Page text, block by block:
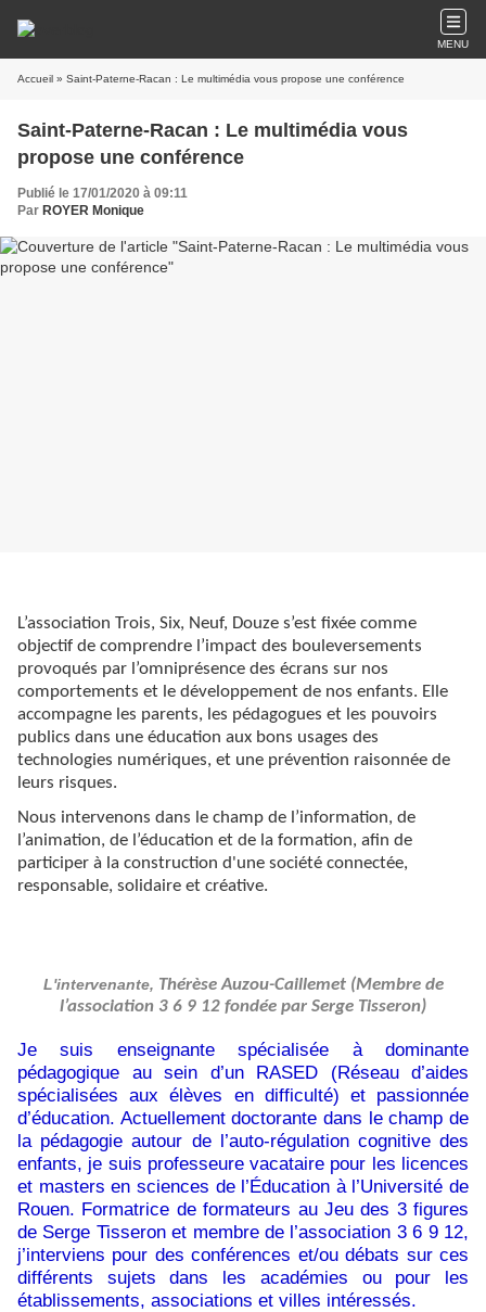
MENU
Accueil » Saint-Paterne-Racan : Le multimédia vous propose une conférence
Saint-Paterne-Racan : Le multimédia vous
propose une conférence
Publié le 17/01/2020 à 09:11
Par ROYER Monique
L’association Trois, Six, Neuf, Douze s’est fixée comme
objectif de comprendre l’impact des bouleversements
provoqués par l’omniprésence des écrans sur nos
comportements et le développement de nos enfants. Elle
accompagne les parents, les pédagogues et les pouvoirs
publics dans une éducation aux bons usages des
technologies numériques, et une prévention raisonnée de
leurs risques.
Nous intervenons dans le champ de l’information, de
l’animation, de l’éducation et de la formation, afin de
participer à la construction d'une société connectée,
responsable, solidaire et créative.
L'intervenante, Thérèse Auzou-Caillemet (Membre de
l’association 3 6 9 12 fondée par Serge Tisseron)
Je suis enseignante spécialisée à dominante
pédagogique au sein d’un RASED (Réseau d’aides
spécialisées aux élèves en difficulté) et passionnée
d’éducation. Actuellement doctorante dans le champ de
la pédagogie autour de l’auto-régulation cognitive des
enfants, je suis professeure vacataire pour les licences
et masters en sciences de l’Éducation à l’Université de
Rouen. Formatrice de formateurs au Jeu des 3 figures
de Serge Tisseron et membre de l’association 3 6 9 12,
j’interviens pour des conférences et/ou débats sur ces
différents sujets dans les académies ou pour les
établissements, associations et villes intéressés.